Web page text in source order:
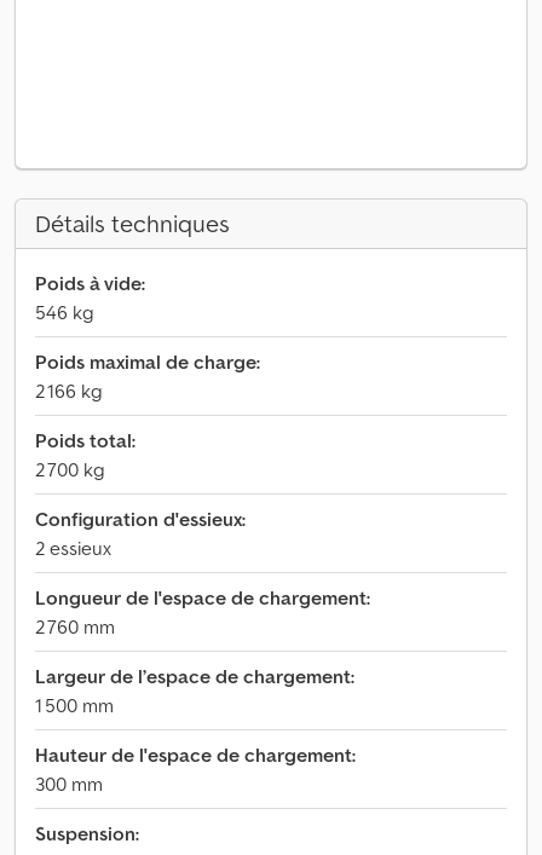
Détails techniques
Poids à vide:
546 kg
Poids maximal de charge:
2 166 kg
Poids total:
2 700 kg
Configuration d'essieux:
2 essieux
Longueur de l'espace de chargement:
2 760 mm
Largeur de l’espace de chargement:
1 500 mm
Hauteur de l'espace de chargement:
300 mm
Suspension: